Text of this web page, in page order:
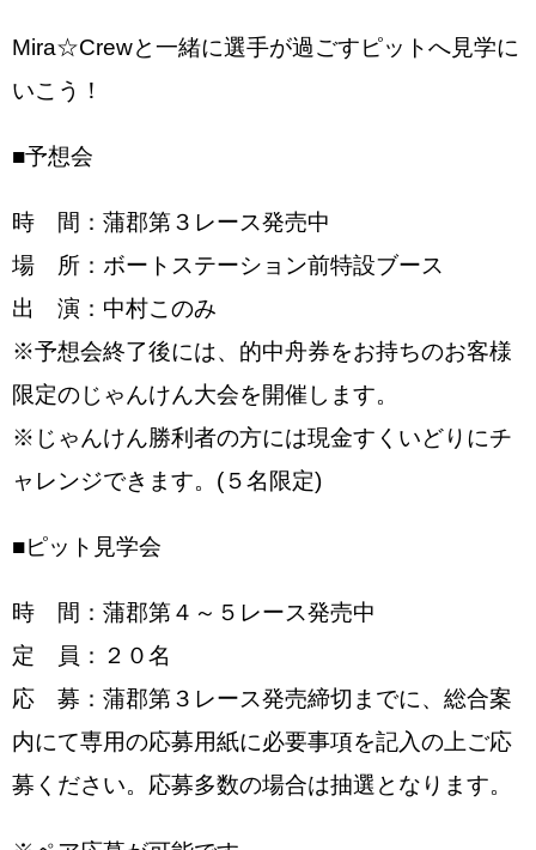
Mira☆Crewと一緒に選手が過ごすピットへ見学に
いこう！
■予想会
時 間：蒲郡第３レース発売中
場 所：ボートステーション前特設ブース
出 演：中村このみ
※予想会終了後には、的中舟券をお持ちのお客様
限定のじゃんけん大会を開催します。
※じゃんけん勝利者の方には現金すくいどりにチ
ャレンジできます。(５名限定)
■ピット見学会
時 間：蒲郡第４～５レース発売中
定 員：２０名
応 募：蒲郡第３レース発売締切までに、総合案
内にて専用の応募用紙に必要事項を記入の上ご応
募ください。応募多数の場合は抽選となります。